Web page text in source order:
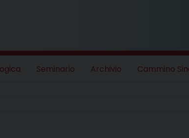
Seminario Archivio Cammino